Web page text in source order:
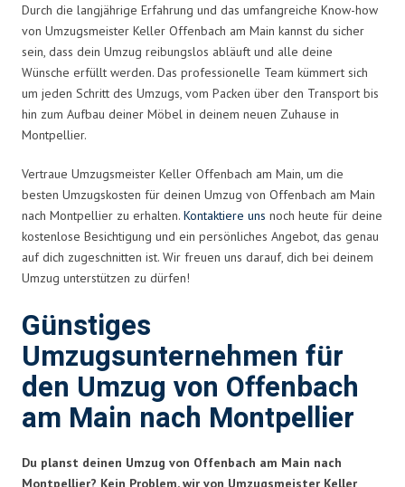
Durch die langjährige Erfahrung und das umfangreiche Know-how
von Umzugsmeister Keller Offenbach am Main kannst du sicher
sein, dass dein Umzug reibungslos abläuft und alle deine
Wünsche erfüllt werden. Das professionelle Team kümmert sich
um jeden Schritt des Umzugs, vom Packen über den Transport bis
hin zum Aufbau deiner Möbel in deinem neuen Zuhause in
Montpellier.
Vertraue Umzugsmeister Keller Offenbach am Main, um die
besten Umzugskosten für deinen Umzug von Offenbach am Main
nach Montpellier zu erhalten. Kontaktiere uns noch heute für deine
kostenlose Besichtigung und ein persönliches Angebot, das genau
auf dich zugeschnitten ist. Wir freuen uns darauf, dich bei deinem
Umzug unterstützen zu dürfen!
Günstiges
Umzugsunternehmen für
den Umzug von Offenbach
am Main nach Montpellier
Du planst deinen Umzug von Offenbach am Main nach
Montpellier? Kein Problem, wir von Umzugsmeister Keller